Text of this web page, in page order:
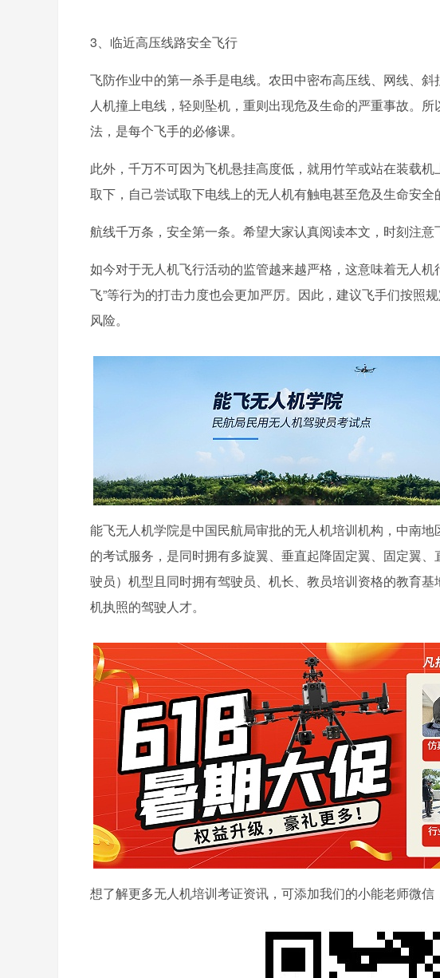
3、临近高压线路安全飞行
飞防作业中的第一杀手是电线。农田中密布高压线、网线、
人机撞上电线，轻则坠机，重则出现危及生命的严重事故。
法，是每个飞手的必修课。
此外，千万不可因为飞机悬挂高度低，就用竹竿或站在装载
取下，自己尝试取下电线上的无人机有触电甚至危及生命安全
航线千万条，安全第一条。希望大家认真阅读本文，时刻注意
如今对于无人机飞行活动的监管越来越严格，这意味着无人机
飞”等行为的打击力度也会更加严厉。因此，建议飞手们按照
风险。
能飞无人机学院是中国民航局审批的无人机培训机构，中南
的考试服务，是同时拥有多旋翼、垂直起降固定翼、固定翼
驶员）机型且同时拥有驾驶员、机长、教员培训资格的教育
机执照的驾驶人才。
想了解更多无人机培训考证资讯，可添加我们的小能老师微